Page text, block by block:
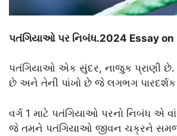
પતંગિયાઓ પર નિબંધ.2024 Essay
પતંગિયાઓ એક સુંદર, નાજુક પ્રાણી
છે અને તેની પાંખો છે જે લગભગ
વર્ગ 1 માટે પતંગિયાઓ પરનો નિબંધ એ
જે તમને પતંગિયાઓ જીવન ચક્રને